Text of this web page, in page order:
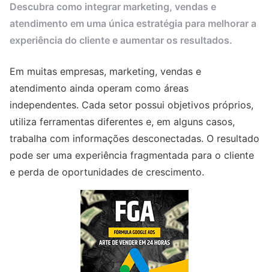
Descubra como integrar marketing, vendas e
atendimento em uma única estratégia para melhorar a
experiência do cliente e aumentar os resultados.
Em muitas empresas, marketing, vendas e
atendimento ainda operam como áreas
independentes. Cada setor possui objetivos próprios,
utiliza ferramentas diferentes e, em alguns casos,
trabalha com informações desconectadas. O resultado
pode ser uma experiência fragmentada para o cliente
e perda de oportunidades de crescimento.